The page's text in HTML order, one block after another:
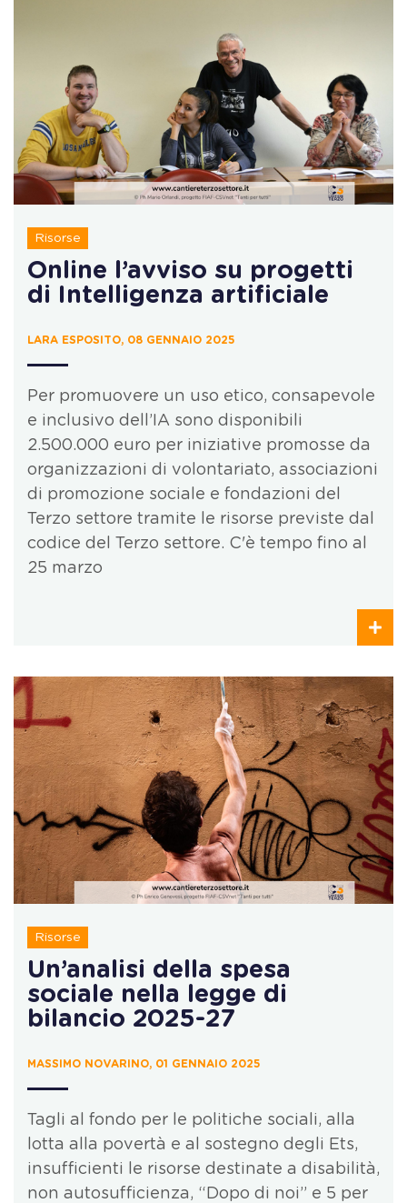
Risorse
Online l’avviso su progetti
di Intelligenza artificiale
LARA ESPOSITO, 08 GENNAIO 2025
Per promuovere un uso etico, consapevole
e inclusivo dell’IA sono disponibili
2.500.000 euro per iniziative promosse da
organizzazioni di volontariato, associazioni
di promozione sociale e fondazioni del
Terzo settore tramite le risorse previste dal
codice del Terzo settore. C'è tempo fino al
25 marzo
Risorse
Un’analisi della spesa
sociale nella legge di
bilancio 2025-27
MASSIMO NOVARINO, 01 GENNAIO 2025
Tagli al fondo per le politiche sociali, alla
lotta alla povertà e al sostegno degli Ets,
insufficienti le risorse destinate a disabilità,
non autosufficienza, “Dopo di noi” e 5 per